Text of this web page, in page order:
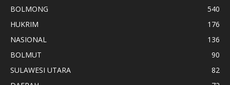
BOLMONG
540
HUKRIM
176
NASIONAL
136
BOLMUT
90
SULAWESI UTARA
82